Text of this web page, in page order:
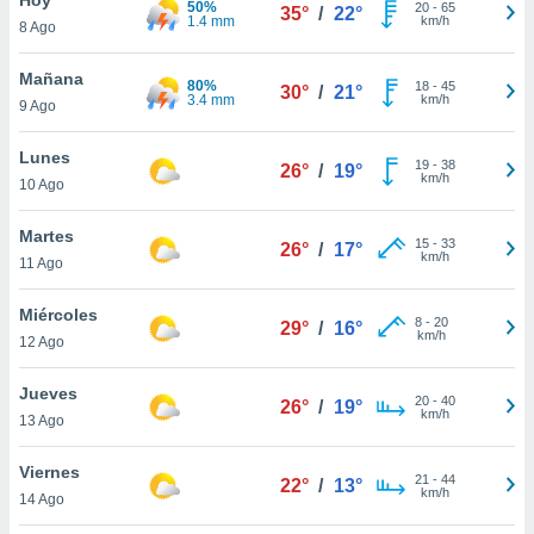
en
más
nuestra
de
cookies
aceptar
8 Ago
50%
1.4 mm
35° / 22° 20- 65
km/h
Mañana
9 Ago
80%
3.4 mm
30° / 21° 18- 45
km/h
Lunes
10 Ago
26° / 19° 19- 38
km/h
Martes
11 Ago
26° / 17° 15- 33
km/h
Miércoles
12 Ago
29° / 16° 8- 20
km/h
Jueves
13 Ago
26° / 19° 20- 40
km/h
Viernes
14 Ago
22° / 13° 21 - 44
km/h